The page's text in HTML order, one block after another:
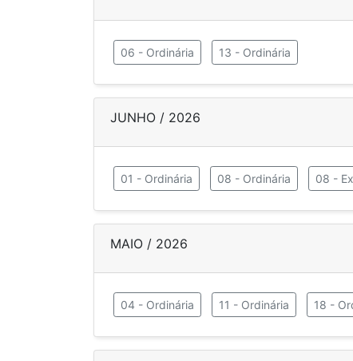
06 - Ordinária 13 - Ordinária
JUNHO / 2026
01 - Ordinária 08 - Ordinária 08 -
MAIO / 2026
04 - Ordinária 11 - Ordinária 18 -